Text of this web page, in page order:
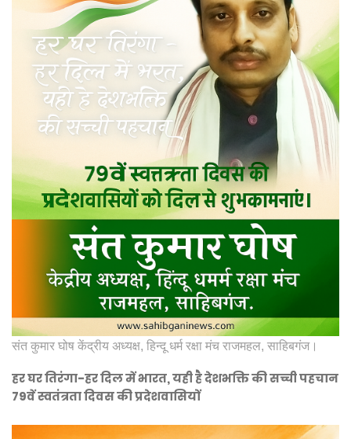
संत कुमार घोष केंद्रीय अध्यक्ष, हिन्दू धर्म रक्षा मंच राजमहल, साहिबगंज।
हर घर तिरंगा-हर दिल में भारत, यही है देशभक्ति की सच्ची पहचान
79वें स्वतंत्रता दिवस की प्रदेशवासियों